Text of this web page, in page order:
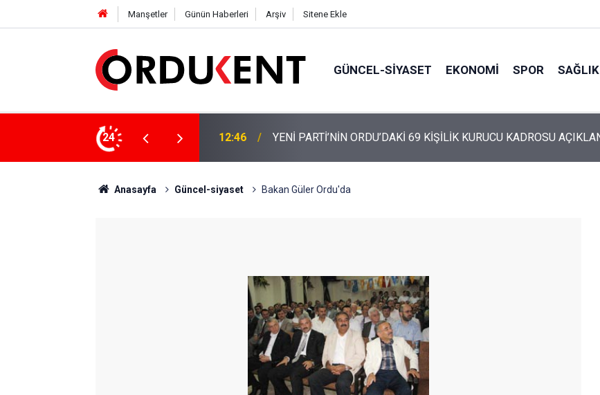
Manşetler Günün Haberleri Arşiv Sitene Ekle
GÜNCEL-SIYASET EKONOMI SPOR SAĞLIK
24
KURUCU KADROSU AÇIKLANDI 12:22 YENİ PARTİ ALTINORDU’DA KURUCU YÖNETİMİNİ AÇIKLADI
Anasayfa Güncel-siyaset Bakan Güler Ordu'da